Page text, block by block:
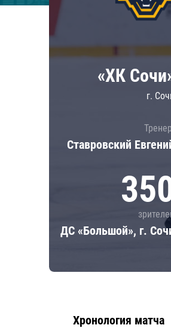
«ХК
г.
Ставровский
ДС «Большой», г.
Хронология матча